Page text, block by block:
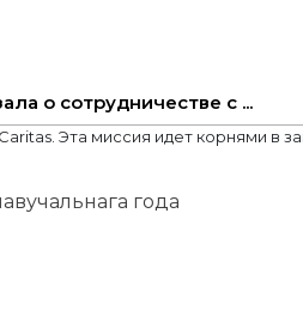
о сотрудничестве с ...
Эта миссия идет корнями в